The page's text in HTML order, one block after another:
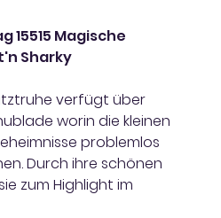
15515 Magische
Sharky
verfügt über
worin die kleinen
problemlos
Durch ihre schönen
zum Highlight im